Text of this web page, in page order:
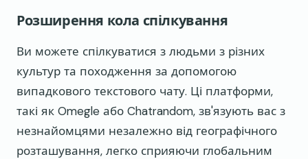
Розширення кола спілкування
Ви можете спілкуватися з людьми з різних
культур та походження за допомогою
випадкового текстового чату. Ці платформи,
такі як Omegle або Chatrandom, зв'язують вас з
незнайомцями незалежно від географічного
розташування, легко сприяючи глобальним